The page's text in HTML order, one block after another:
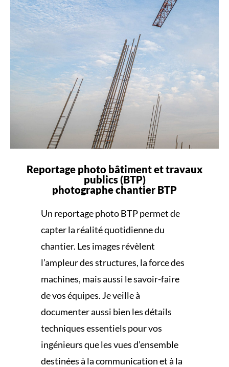
Reportage photo bâtiment et travaux
publics (BTP)
photographe chantier BTP
Un reportage photo BTP permet de
capter la réalité quotidienne du
chantier. Les images révèlent
l’ampleur des structures, la force des
machines, mais aussi le savoir-faire
de vos équipes. Je veille à
documenter aussi bien les détails
techniques essentiels pour vos
ingénieurs que les vues d’ensemble
destinées à la communication et à la